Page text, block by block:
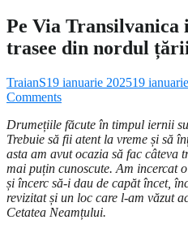
Pe Via Transilvanica
trasee din nordul
TraianS19 ianuarie 202519
Comments
Drumețiile făcute în timpul iernii
Trebuie să fii atent la vreme și să
asta am avut ocazia să fac câteva
mai puțin cunoscute. Am incercat
și încerc să-i dau de capăt încet,
revizitat și un loc care l-am văzut
Cetatea Neamțului.